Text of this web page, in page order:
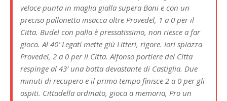
veloce punta in maglia gialla supera Bani e con un
preciso pallonetto insacca oltre Provedel, 1 a 0 per il
Citta. Budel con palla è pressatissimo, non riesce a far
gioco. Al 40′ Legati mette giù Litteri, rigore. Iori spiazza
Provedel, 2 a 0 per il Citta. Alfonso portiere del Citta
respinge al 43′ una botta devastante di Castiglia. Due
minuti di recupero e il primo tempo finisce 2 a 0 per gli
ospiti. Cittadella ordinato, gioca a memoria, Pro un